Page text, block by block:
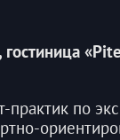
гостиница
по